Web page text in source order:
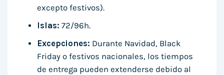
excepto festivos).
Islas: 72/96h.
Excepciones: Durante Navidad, Black
Friday o festivos nacionales, los tiempos
de entrega pueden extenderse debido al